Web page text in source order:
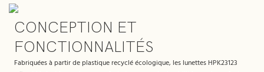
CONCEPTION ET
FONCTIONNALITÉS
Fabriquées à partir de plastique recyclé écologique, les lunettes HPK23123